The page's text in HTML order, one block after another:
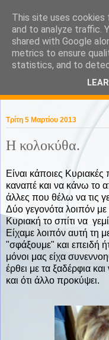
KaPa. Me
without a
Τρίτη 5 Μαρτίου 2013
Η κολοκύθα.
Είναι κάποιες
καναπέ και να κάνω το
άλλες που θέλω να τις
Δύο γεγονότα λοιπόν
Κυριακή το σπίτι να
Είχαμε λοιπόν αυτή τη
"σφάξουμε" και επειδή
μόνοι μας είχα
έρθει με τα ξαδέρφια
και ότι άλλο προκύψει.
This site uses
and to analyze traffic.
shared with Google
metrics to ensure
statistics, and to